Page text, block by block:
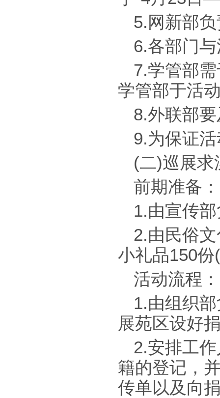
5.网新部
6.各部门
7.学管部
学管部于活
8.外联部
9.为保证
(二)巡展求
前期准备：
1.由宣传
2.由民俗
小礼品150
活动流程：
1.由组织
展苑区设好
2.安排工
籍的登记，
传单以及向